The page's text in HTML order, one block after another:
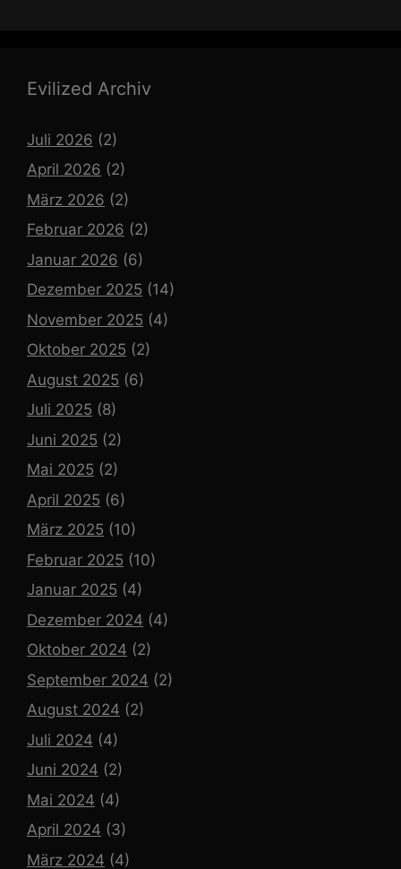
Evilized Archiv
Juli 2026 (2)
April 2026 (2)
März 2026 (2)
Februar 2026 (2)
Januar 2026 (6)
Dezember 2025 (14)
November 2025 (4)
Oktober 2025 (2)
August 2025 (6)
Juli 2025 (8)
Juni 2025 (2)
Mai 2025 (2)
April 2025 (6)
März 2025 (10)
Februar 2025 (10)
Januar 2025 (4)
Dezember 2024 (4)
Oktober 2024 (2)
September 2024 (2)
August 2024 (2)
Juli 2024 (4)
Juni 2024 (2)
Mai 2024 (4)
April 2024 (3)
März 2024 (4)